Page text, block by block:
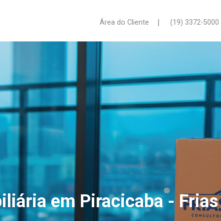
Área do Cliente | (19) 3372-5000
em Piracicaba -